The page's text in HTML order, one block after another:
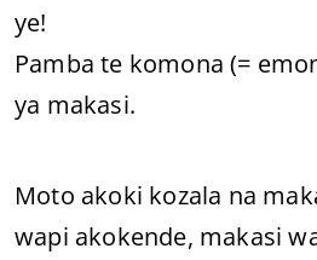
ye!
Pamba te komona (=
ya makasi.
Moto akoki kozala na
wapi akokende, makasi